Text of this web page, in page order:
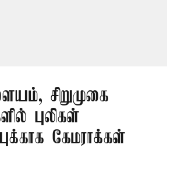
சிறுமுகை
புலிகள்
கேமராக்கள்